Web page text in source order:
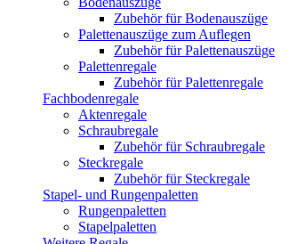
Zubehör für Bodenauszüge
Palettenauszüge zum Auflegen
Zubehör für Palettenauszüge
Palettenregale
Zubehör für Palettenregale
Fachbodenregale
Aktenregale
Schraubregale
Zubehör für Schraubregale
Steckregale
Zubehör für Steckregale
Stapel- und Rungenpaletten
Rungenpaletten
Stapelpaletten